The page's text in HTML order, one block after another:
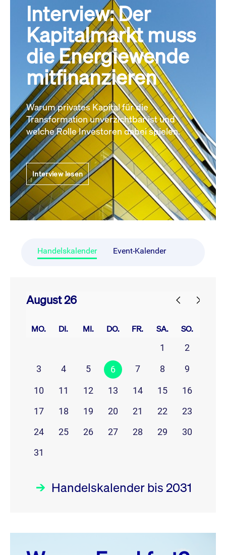
Interview: Der
Kapitalmarkt muss
die Energiewende
mitfinanzieren
Warum privates Kapital für die
Transformation unverzichtbar ist und
welche Rolle Investoren dabei spielen.
Interview lesen
Handelskalender Event-Kalender
August 26
MO. DI. MI. DO. FR. SA. SO.
1
2
3
4 5 6 7 8 9
10 11 12 13 14 15
16
17
18 19 20 21 22
23
24
25 26 27 28 29
30
31
Handelskalender bis 2031
August 26